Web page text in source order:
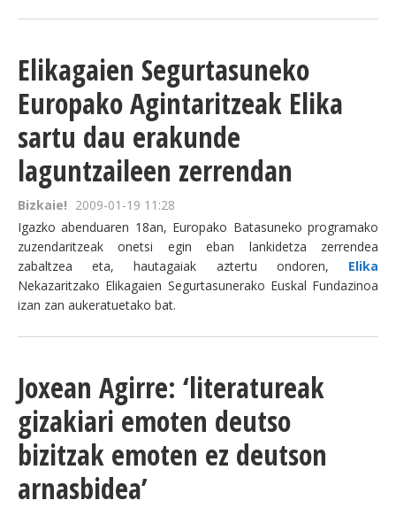
Elikagaien Segurtasuneko
Europako Agintaritzeak Elika
sartu dau erakunde
laguntzaileen zerrendan
Bizkaie! 2009-01-19 11:28
Igazko abenduaren 18an, Europako Batasuneko programako
zuzendaritzeak onetsi egin eban lankidetza zerrendea
zabaltzea eta, hautagaiak aztertu ondoren, Elika
Nekazaritzako Elikagaien Segurtasunerako Euskal Fundazinoa
izan zan aukeratuetako bat.
Joxean Agirre: ‘literatureak
gizakiari emoten deutso
bizitzak emoten ez deutson
arnasbidea’